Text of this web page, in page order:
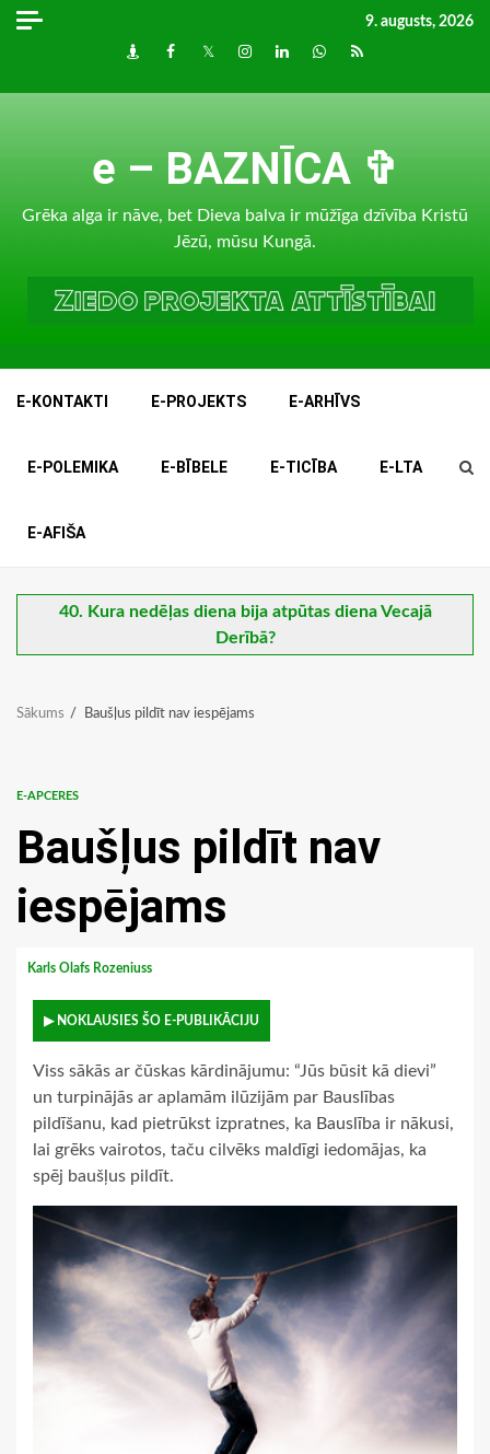
Skip
9. augusts, 2026
DraugiemFacebook
TwitterInstagram
LinkedInwhatsapp
RSS
e – BAZNĪCA ✞
Grēka alga ir nāve, bet Dieva balva ir mūžīga dzīvība Kristū
Jēzū, mūsu Kungā.
E-KONTAKTI E-PROJEKTS E-ARHĪVS
E-POLEMIKA E-BĪBELE E-TICĪBA E-LTA
E-AFIŠA
40. Kura nedēļas diena bija atpūtas diena Vecajā
Derībā?
Sākums Baušļus pildīt nav iespējams
E-APCERES
Baušļus pildīt nav
iespējams
Karls Olafs Rozeniuss
▶ NOKLAUSIES ŠO E-PUBLIKĀCIJU
Viss sākās ar čūskas kārdinājumu: “Jūs būsit kā dievi”
un turpinājās ar aplamām ilūzijām par Bauslības
pildīšanu, kad pietrūkst izpratnes, ka Bauslība ir nākusi,
lai grēks vairotos, taču cilvēks maldīgi iedomājas, ka
spēj baušļus pildīt.